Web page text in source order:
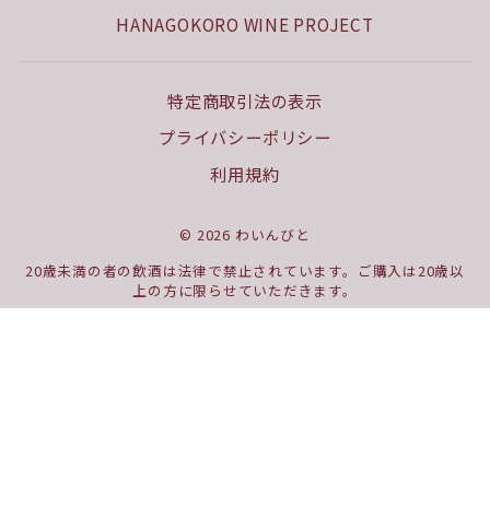
HANAGOKORO WINE PROJECT
特定商取引法の表示
プライバシーポリシー
利用規約
© 2026 わいんびと
20歳未満の者の飲酒は法律で禁止されています。ご購入は20歳以
上の方に限らせていただきます。